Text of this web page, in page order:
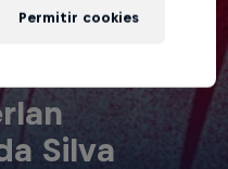
Silva
Permitir cookies